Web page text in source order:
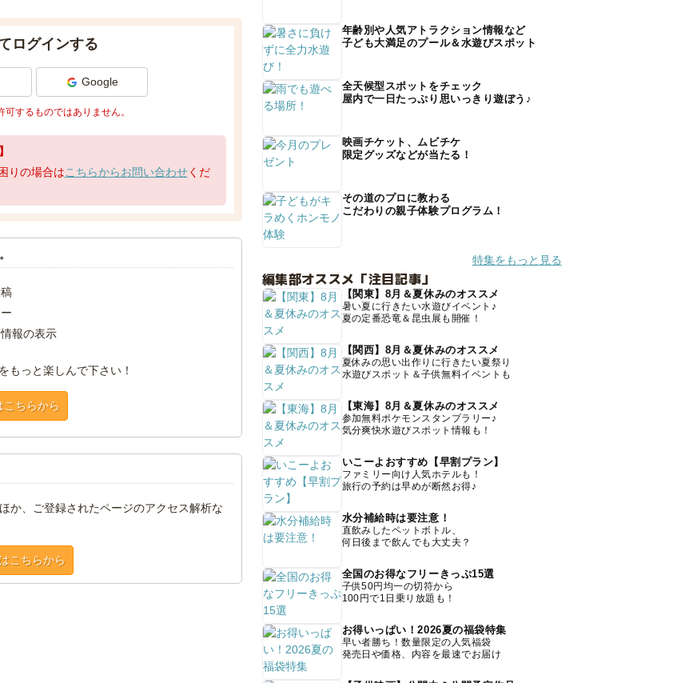
ログインする
Google
するものではありません。
りの場合はこちらからお問い合わせくだ
報の表示
もっと楽しんで下さい！
こちらから
か、ご登録されたページのアクセス解析な
こちらから
年齢別や人気アトラクション情報など
子ども大満足のプール＆水遊びスポット
全天候型スポットをチェック
屋内で一日たっぷり思いっきり遊ぼう♪
映画チケット、ムビチケ
限定グッズなどが当たる！
その道のプロに教わる
こだわりの親子体験プログラム！
特集をもっと見る
編集部オススメ「注目記事」
【関東】8月＆夏休みのオススメ
暑い夏に行きたい水遊びイベント♪
夏の定番恐竜＆昆虫展も開催！
【関西】8月＆夏休みのオススメ
夏休みの思い出作りに行きたい夏祭り
水遊びスポット＆子供無料イベントも
【東海】8月＆夏休みのオススメ
参加無料ポケモンスタンプラリー♪
気分爽快水遊びスポット情報も！
いこーよおすすめ【早割プラン】
ファミリー向け人気ホテルも！
旅行の予約は早めが断然お得♪
水分補給時は要注意！
直飲みしたペットボトル、
何日後まで飲んでも大丈夫？
全国のお得なフリーきっぷ15選
子供50円均一の切符から
100円で1日乗り放題も！
お得いっぱい！2026夏の福袋特集
早い者勝ち！数量限定の人気福袋
発売日や価格、内容を最速でお届け